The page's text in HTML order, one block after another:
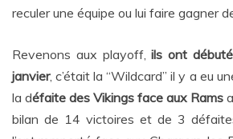
reculer une équipe ou lui faire gagner
Revenons aux playoff,ils ont
janvier, c’était la “Wildcard” il y a eu
la défaite des Vikings face aux Rams
bilan de 14 victoires et de 3